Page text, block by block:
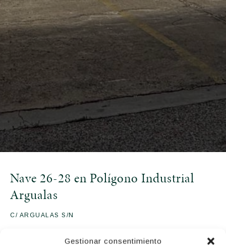
Gestionar consentimiento
Nave 26-28 en Polígono Industrial
Argualas
C/ ARGUALAS S/N